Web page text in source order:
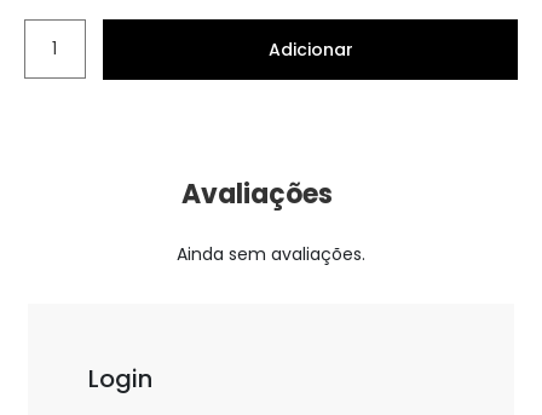
Adicionar
Avaliações
Ainda sem avaliações.
Login